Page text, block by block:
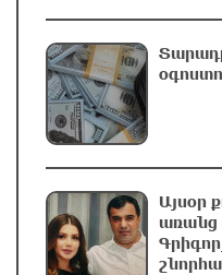
Վթար Լոռու
վարորդին
Այսօր
առանց